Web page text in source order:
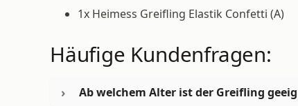
1x Heimess Greifling Elastik Confetti (A)
Häufige Kundenfragen:
Ab welchem Alter ist der Greifling